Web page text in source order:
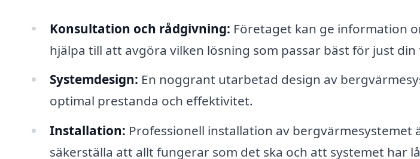
Konsultation och rådgivning: Företaget kan ge information
hjälpa till att avgöra vilken lösning som passar bäst för just
Systemdesign: En noggrant utarbetad design av
optimal prestanda och effektivitet.
Installation: Professionell installation av bergvärmesystemet
säkerställa att allt fungerar som det ska och att systemet har